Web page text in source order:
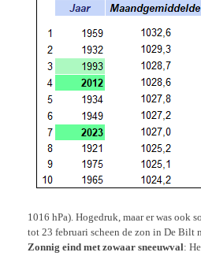
1016 hPa). Hogedruk, maar er was ook
tot 23 februari scheen de zon in De Bilt
Zonnig eind met zowaar sneeuwval: